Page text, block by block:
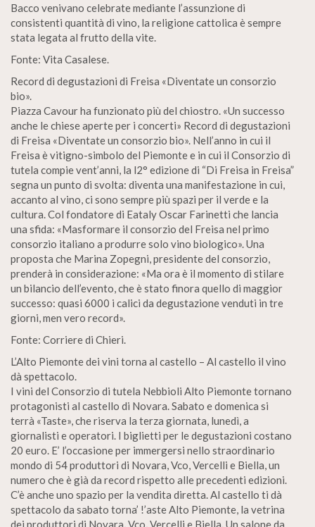
Bacco venivano celebrate mediante l’assunzione di
consistenti quantità di vino, la religione cattolica è sempre
stata legata al frutto della vite.
Fonte: Vita Casalese.
Record di degustazioni di Freisa «Diventate un consorzio
bio».
Piazza Cavour ha funzionato più del chiostro. «Un successo
anche le chiese aperte per i concerti» Record di degustazioni
di Freisa «Diventate un consorzio bio». Nell’anno in cui il
Freisa è vitigno-simbolo del Piemonte e in cui il Consorzio di
tutela compie vent’anni, la l2° edizione di “Di Freisa in Freisa”
segna un punto di svolta: diventa una manifestazione in cui,
accanto al vino, ci sono sempre più spazi per il verde e la
cultura. Col fondatore di Eataly Oscar Farinetti che lancia
una sfida: «Masformare il consorzio del Freisa nel primo
consorzio italiano a produrre solo vino biologico». Una
proposta che Marina Zopegni, presidente del consorzio,
prenderà in considerazione: «Ma ora è il momento di stilare
un bilancio dell’evento, che è stato finora quello di maggior
successo: quasi 6000 i calici da degustazione venduti in tre
giorni, men vero record».
Fonte: Corriere di Chieri.
L’Alto Piemonte dei vini torna al castello – Al castello il vino
dà spettacolo.
I vini del Consorzio di tutela Nebbioli Alto Piemonte tornano
protagonisti al castello di Novara. Sabato e domenica si
terrà «Taste», che riserva la terza giornata, lunedì, a
giornalisti e operatori. I biglietti per le degustazioni costano
20 euro. E’ l’occasione per immergersi nello straordinario
mondo di 54 produttori di Novara, Vco, Vercelli e Biella, un
numero che è già da record rispetto alle precedenti edizioni.
C’è anche uno spazio per la vendita diretta. Al castello ti dà
spettacolo da sabato torna’ !’aste Alto Piemonte, la vetrina
dei produttori di Novara, Vco, Vercelli e Biella. Un salone da